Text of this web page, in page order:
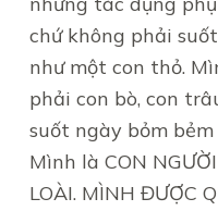
chứ không phải
như một con thỏ.
phải con bò, con
suốt ngày bỏm bẻm
Mình là CON
LOÀI. MÌNH ĐƯỢC